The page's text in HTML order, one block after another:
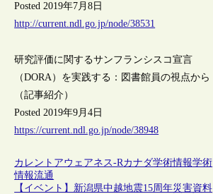
Posted 2019年7月8日
http://current.ndl.go.jp/node/38531
研究評価に関するサンフランシスコ宣言
（DORA）を実践する：図書館員の視点から
（記事紹介）
Posted 2019年9月4日
https://current.ndl.go.jp/node/38948
カレントアウェアネス-Rカナダ学術情報学術
情報流通
【イベント】新潟県中越地震15周年災害資料